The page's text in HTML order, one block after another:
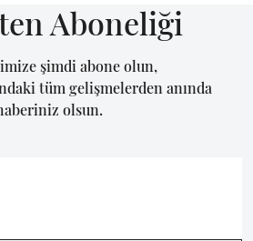
Aboneliği
şimdi abone olun,
tüm gelişmelerden anında
olsun.